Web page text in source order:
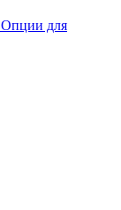
Опции для